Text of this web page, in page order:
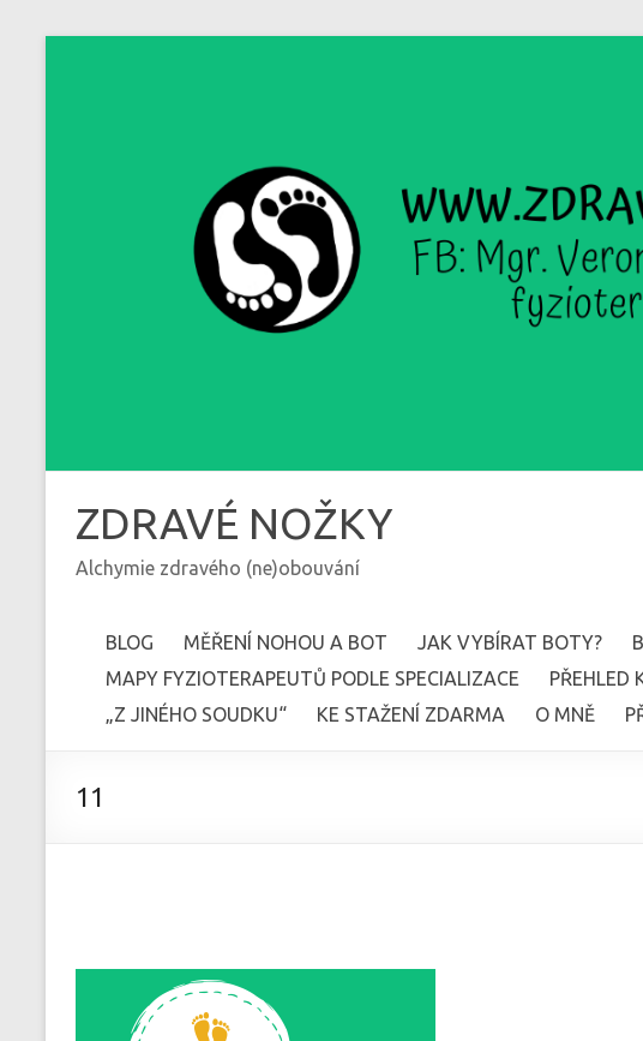
ZDRAVÉ NOŽKY
Alchymie zdravého (ne)obouvání
BLOG MĚŘENÍ NOHOU A BOT JAK VYBÍRAT BOTY?
MAPY FYZIOTERAPEUTŮ PODLE SPECIALIZACE
PŘEHLED
„Z JINÉHO SOUDKU“
KE STAŽENÍ ZDARMA O MNĚ
11